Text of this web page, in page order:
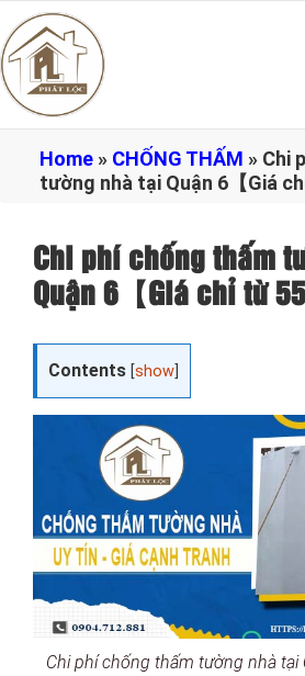
Home » CHỐNG THẤM » Chi
tường nhà tại Quận 6【Giá
Chi phí chống thấm
Quận 6【Giá chỉ từ
Contents [show
Chi phí chống thấm tường nhà tại